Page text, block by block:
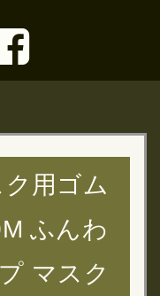
用ゴム
ふんわ
マスク